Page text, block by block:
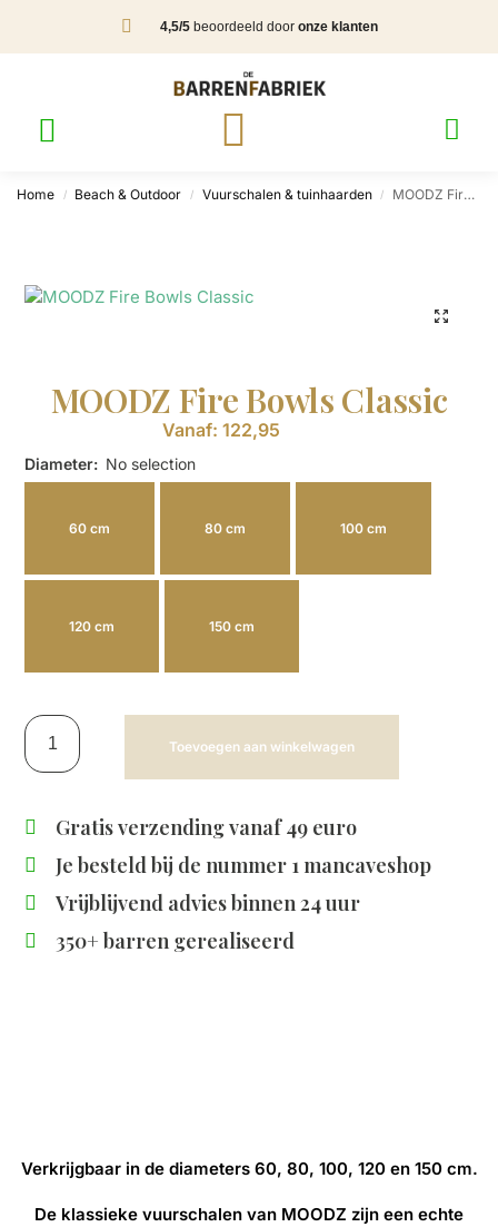
4,5/5beoordeeld door onze klanten
Home / Beach & Outdoor / Vuurschalen & tuinhaarden / MOODZ Fire Bowls Classic
MOODZ Fire Bowls Classic
Vanaf: 122,95
Diameter: No selection
60 cm 80 cm 100 cm
120 cm 150 cm
Toevoegen aan winkelwagen
Gratis verzending vanaf 49 euro
Je besteld bij de nummer 1 mancaveshop
Vrijblijvend advies binnen 24 uur
350+ barren gerealiseerd
Verkrijgbaar in de diameters 60, 80, 100, 120 en 150 cm.
De klassieke vuurschalen van MOODZ zijn een echte